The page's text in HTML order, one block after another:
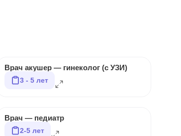
Врач акушер — гинеколог (с УЗИ)
3 - 5 лет
Врач — педиатр
2-5 лет